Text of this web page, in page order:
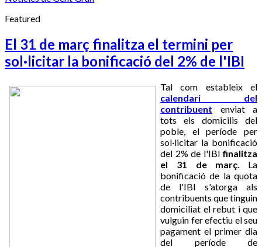
Featured
El 31 de març finalitza el termini per
sol·licitar la bonificació del 2% de l'IBI
Tal com estableix el
calendari del
contribuent enviat a
tots els domicilis del
poble, el període per
sol·licitar la bonificació
del 2% de l'IBI finalitza
el 31 de març. La
bonificació de la quota
de l'IBI s'atorga als
contribuents que tinguin
domiciliat el rebut i que
vulguin fer efectiu el seu
pagament el primer dia
del període de